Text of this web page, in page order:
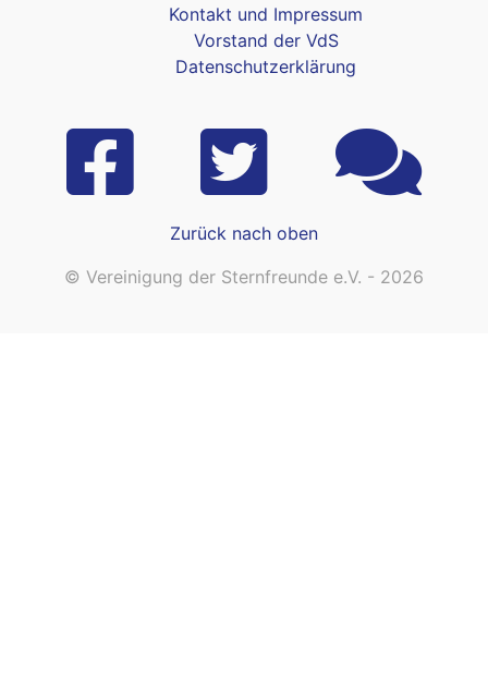
Kontakt und Impressum
Vorstand der VdS
Datenschutzerklärung
Zurück nach oben
© Vereinigung der Sternfreunde e.V. - 2026